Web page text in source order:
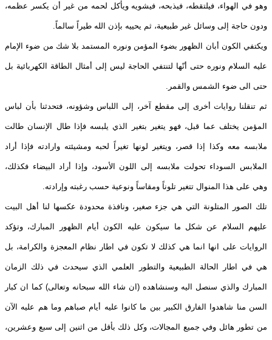
وهو في الهواء، فيلتقطه، فيذبحه، فيشويه ويأكل لحمه من غير أن يكسر عظمه،
ودون حاجة إلى وسائل غير طبيعية، ثم يحييه بإذن الله طيراً سالماً.
ويكتفي الكون أبان الظهور بضوء المؤمن ونوره المستمد بلا شك من ضوء الإمام
عليه السلام ونوره حتى أنّها لتنتفي الحاجة ليس إلى أمثال الطاقة الكهربائية بل
حتى الى ضوء الشمس والقمر.
ثم تنقلنا روايات أخرى إلى مقطع آخر، إلى اللباس وشؤونه، فتحدثنا بأن لباس
المؤمن يختلف عما قبل، فهو يتغير بتغير الذي يلبسه فإذا طال الإنسان طالت
ملابسه معه وكذا إذا قصر، ويتغير لونها تغيراً لحبه ومشيئته وارادته فإذا أراد
الملابس السوداء تحولت ملابسه إلى اللون الأسود، وإذا أراد البيضاء فكذلك،
وهي على هذا المنوال تتغير تلوناً ومقاساً ونوعية حسب رغبته وإرادته.
تلك الصور المتلونة التي هي جزء صغير، ونافذة محدودة عكسها لنا أهل البيت
عليهم السلام عن شكل ما سيكون عليه الكون أيام الظهور المبارك، وتؤكد
الروايات على انها انما هي كذلك لا تكون في اطار نظام المعجزة والكرامة، بل
هي في اطار الحالة الطبيعية والتطور العلمي الذي سيحدث في ذلك الزمان
المبارك والذي سنصل اليه وسنشاهده (ان شاء الله سبحانه وتعالى) كما ان كبار
السن منا شاهدوا الفارق الكبير بين ما كانوا عليه أيام صباهم وما هم عليه الآن
من تطور هائل وفي جميع المجالات، وكل ذلك بأقل من اثنين إلى سبع وعشرين،